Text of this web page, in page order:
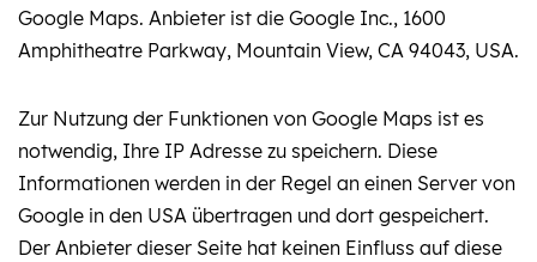
Google Maps. Anbieter ist die Google Inc., 1600
Amphitheatre Parkway, Mountain View, CA 94043, USA.
Zur Nutzung der Funktionen von Google Maps ist es
notwendig, Ihre IP Adresse zu speichern. Diese
Informationen werden in der Regel an einen Server von
Google in den USA übertragen und dort gespeichert.
Der Anbieter dieser Seite hat keinen Einfluss auf diese